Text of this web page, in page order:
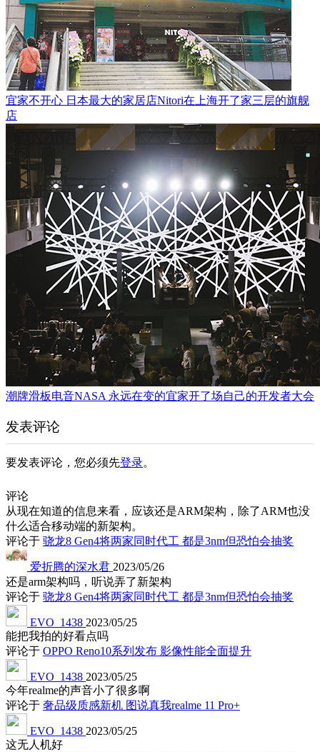
宜家不开心 日本最大的家居店Nitori在上海开了家三层的旗舰
店
潮牌滑板电音NASA 永远在变的宜家开了场自己的开发者大会
发表评论
要发表评论，您必须先登录。
评论
从现在知道的信息来看，应该还是ARM架构，除了ARM也没
什么适合移动端的新架构。
评论于 骁龙8 Gen4将两家同时代工 都是3nm但恐怕会抽奖
爱折腾的深水君 2023/05/26
还是arm架构吗，听说弄了新架构
评论于 骁龙8 Gen4将两家同时代工 都是3nm但恐怕会抽奖
EVO_1438 2023/05/25
能把我拍的好看点吗
评论于 OPPO Reno10系列发布 影像性能全面提升
EVO_1438 2023/05/25
今年realme的声音小了很多啊
评论于 奢品级质感新机 图说真我realme 11 Pro+
EVO_1438 2023/05/25
这无人机好